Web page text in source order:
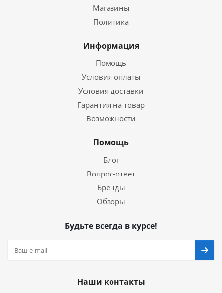
Магазины
Политика
Информация
Помощь
Условия оплаты
Условия доставки
Гарантия на товар
Возможности
Помощь
Блог
Вопрос-ответ
Бренды
Обзоры
Будьте всегда в курсе!
Наши контакты